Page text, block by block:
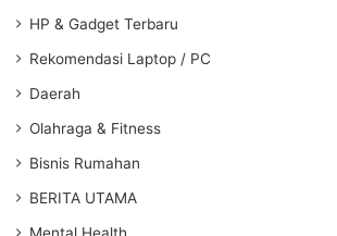
HP & Gadget Terbaru
Rekomendasi Laptop / PC
Daerah
Olahraga & Fitness
Bisnis Rumahan
BERITA UTAMA